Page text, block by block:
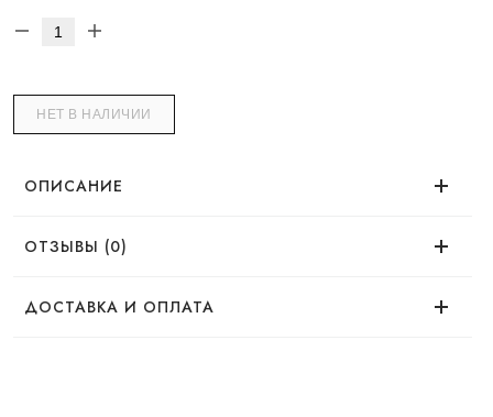
НЕТ В НАЛИЧИИ
ОПИСАНИЕ
ОТЗЫВЫ (0)
Нет отзывов об этом товаре.
ДОСТАВКА И ОПЛАТА